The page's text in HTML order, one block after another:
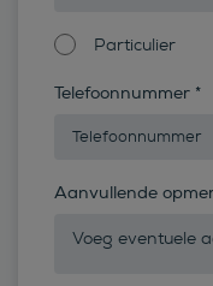
Particulier
Telefoonnummer *
Aanvullende